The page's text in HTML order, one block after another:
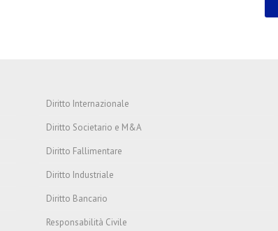
Diritto Internazionale
Diritto Societario e M&A
Diritto Fallimentare
Diritto Industriale
Diritto Bancario
Responsabilità Civile